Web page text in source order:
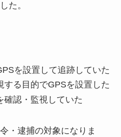
た。
を設置して追跡していた
する目的でGPSを設置した
確認・監視していた
・逮捕の対象になりま